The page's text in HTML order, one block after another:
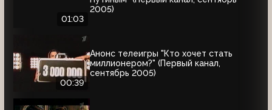
01:03
2005)
00:39
Анонс телеигры "Кто хочет стать
миллионером?" (Первый канал,
сентябрь 2005)